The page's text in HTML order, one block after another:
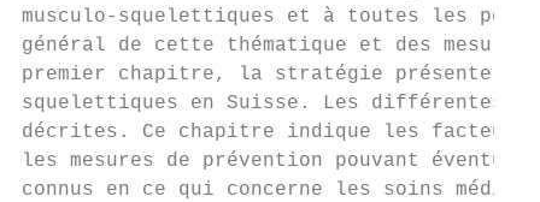
musculo-squelettiques et à toutes les
général de cette thématique et des
premier chapitre, la stratégie présente un
squelettiques en Suisse. Les différentes
décrites. Ce chapitre indique les
les mesures de prévention pouvant
connus en ce qui concerne les soins